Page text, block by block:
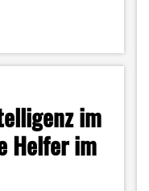
im
Helfer im